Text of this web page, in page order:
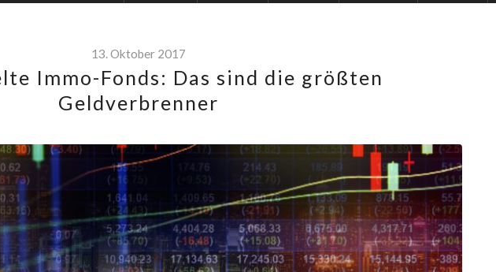
13. Oktober 2017
Immo-Fonds: Das sind die größten
Geldverbrenner